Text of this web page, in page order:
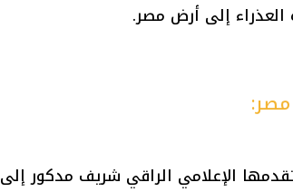
إلى أرض مصر.
الإعلامي الراقي شريف مدكور إلى